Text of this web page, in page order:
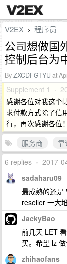
V2EX › 程序员
公司想做国
控制后台为
ByZXCDFGTYU at
Supplement 1 ·
感谢各位对我这个
求付款方式除了信
行，再次感谢各位！
服务商
靠
6 replies • 2017-
sadaharu09
最成熟的还是
reseller 一大堆
JackyBao
前几天 LET
买。希望 lz 做
zhihaofans